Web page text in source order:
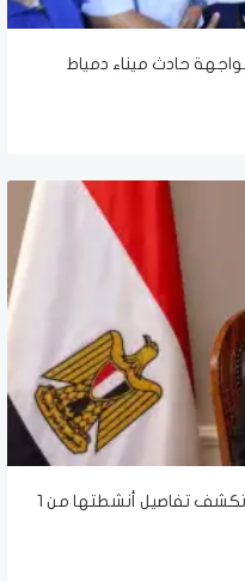
حادث ميناء دمياط
من المشروعات إلى الخدمات.. الإسكان تكشف تفاصيل أنشطتها من 1